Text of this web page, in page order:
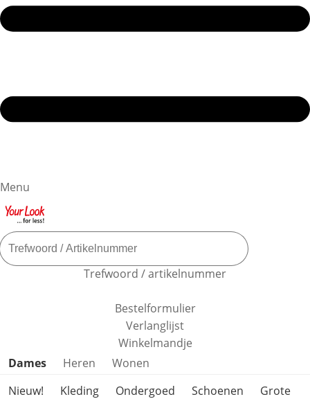
Menu
Trefwoord / artikelnummer
Bestelformulier
Verlanglijst
Winkelmandje
Productcategorieën overslaan
Dames Heren
Wonen
Nieuw!
Kleding Ondergoed Schoenen
Grote